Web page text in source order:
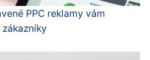
PPC reklamy vám